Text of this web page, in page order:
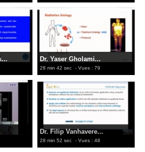
Dr. Yaser Gholami...
28 min 42 sec - Vues : 79
Dr. Filip Vanhavere...
28 min 52 sec - Vues : 48